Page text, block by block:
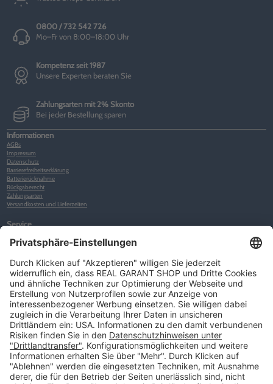
0800 / 732 542 726
Mo–Fr von 8:00–18:00 Uhr
Kompetenz seit 1987
Unsere Experten beraten Sie
Zahlungsarten mit 2% Skonto
Bei jeder Bestellung sparen
Informationen
AGBs
Impressum
Datenschutz
Barrierefreiheitserklärung
Batterierücknahme
Rückgaberecht
Zahlungsarten
Versandkosten und Lieferzeiten
Service
Warenkorb
Neues Kunden-Konto anlegen
Newsletter
Kontakt
FAQs
Über uns
Kategorien
Betriebsorganisation (52)
Schlüsselorganisation (140)
Reifenorganisation (35)
Werkstattorganisation (166)
Preisauszeichnung und Preisdisplays (35)
Formulare KFZ und Werkstatt (34)
Kennzeichenhalter (49)
KFZ-Verkauf und KFZ-Präsentation (19)